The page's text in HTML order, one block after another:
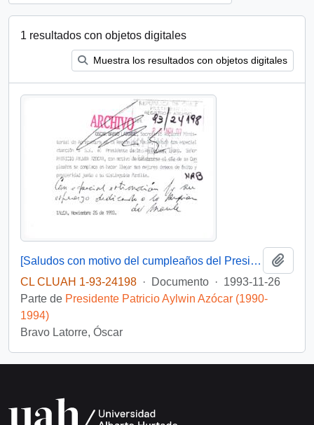
1 resultados con objetos digitales
Muestra los resultados con objetos digitales
[Saludos con motivo del cumpleaños del Presidente]
CL CLUAH 1-93-24198 · Documento · 1993-11-26
Parte de Presidente Patricio Aylwin Azócar (1990-
1994)
Bravo Latorre, Óscar